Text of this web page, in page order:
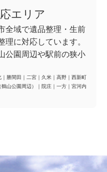
エリア
全域で遺品整理・生前
に対応しています。
公園周辺や駅前の狭小
｜ 勝間田 ｜ 二宮 ｜ 久米 ｜ 高野 ｜ 西新町
山公園周辺） ｜ 院庄 ｜ 一方 ｜ 宮河内